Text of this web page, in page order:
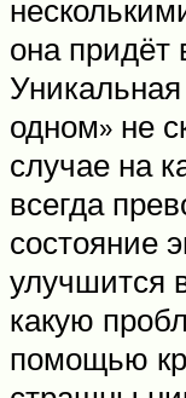
она придёт
одном» не
случае на
всегда
состояние
улучшится
какую
помощью